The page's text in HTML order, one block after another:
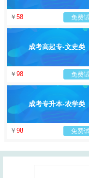
￥ 58 免费
成考高起专-文史类
￥ 98 免费
成考专升本-农学类
￥ 98 免费